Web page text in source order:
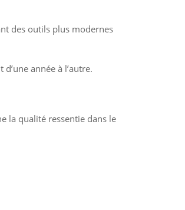
des outils plus modernes
année à l’autre.
la qualité ressentie dans le